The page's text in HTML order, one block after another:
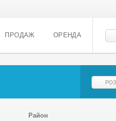
ПРОДАЖ ОРЕНДА
Район